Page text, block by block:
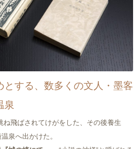
とする、数多くの文人・墨客
泉
飛ばされてけがをした、その後養生
泉へ出かけた。